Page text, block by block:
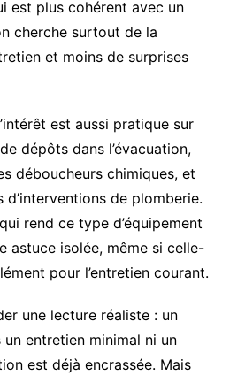
est plus cohérent avec un
cherche surtout de la
et moins de surprises
est aussi pratique sur
dépôts dans l’évacuation,
déboucheurs chimiques, et
de plomberie.
rend ce type d’équipement
astuce isolée, même si celle-
pour l’entretien courant.
une lecture réaliste : un
entretien minimal ni un
est déjà encrassée. Mais